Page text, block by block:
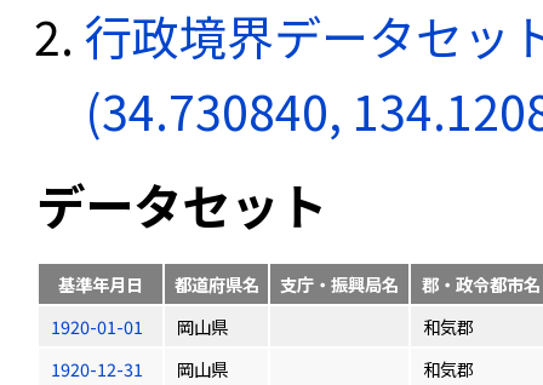
行政境界データセッ
(34.730840,
データセット
基準年月日 都道府県名 支庁・振興局名
郡・政令都市名
1920-01-01
岡山県
和気郡
1920-12-31
岡山県
和気郡